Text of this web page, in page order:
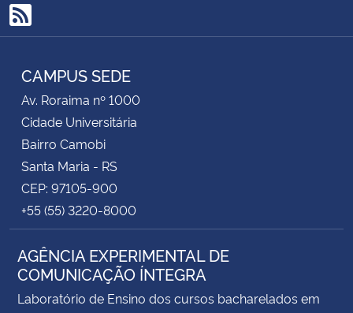
RSS
CAMPUS SEDE
Av. Roraima nº 1000
Cidade Universitária
Bairro Camobi
Santa Maria - RS
CEP: 97105-900
+55 (55) 3220-8000
AGÊNCIA EXPERIMENTAL DE
COMUNICAÇÃO ÍNTEGRA
Laboratório de Ensino dos cursos bacharelados em